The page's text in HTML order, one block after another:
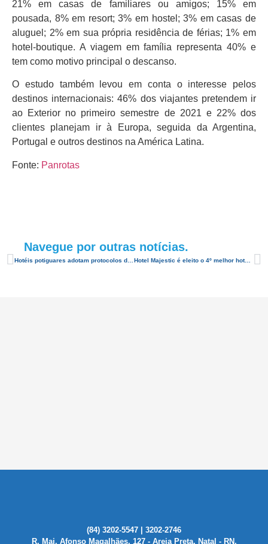
21% em casas de familiares ou amigos; 15% em
pousada, 8% em resort; 3% em hostel; 3% em casas de
aluguel; 2% em sua própria residência de férias; 1% em
hotel-boutique. A viagem em família representa 40% e
tem como motivo principal o descanso.
O estudo também levou em conta o interesse pelos
destinos internacionais: 46% dos viajantes pretendem ir
ao Exterior no primeiro semestre de 2021 e 22% dos
clientes planejam ir à Europa, seguida da Argentina,
Portugal e outros destinos na América Latina.
Fonte: Panrotas
Navegue por outras notícias.
Hotel Majestic é eleito o 4º melhor hotel de luxo no Brasil
(84) 3202-5547 | 3202-2746
R. Maj. Afonso Magalhães, 127 - Areia Preta, Natal - RN,